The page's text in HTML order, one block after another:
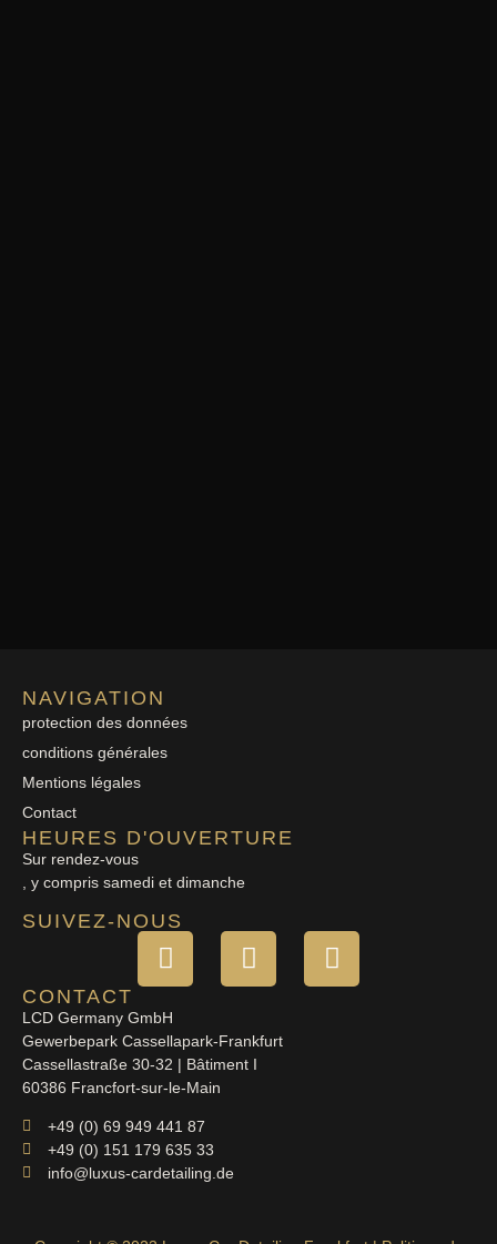
NAVIGATION
protection des données
conditions générales
Mentions légales
Contact
HEURES D'OUVERTURE
Sur rendez-vous
, y compris samedi et dimanche
SUIVEZ-NOUS
CONTACT
LCD Germany GmbH
Gewerbepark Cassellapark-Frankfurt
Cassellastraße 30-32 | Bâtiment I
60386 Francfort-sur-le-Main
+49 (0) 69 949 441 87
+49 (0) 151 179 635 33
info@luxus-cardetailing.de